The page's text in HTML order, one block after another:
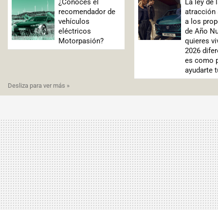
recomendador de
vehículos
eléctricos
Motorpasión?
atracción
a los
de Año
quieres
2026
es como
ayudarte